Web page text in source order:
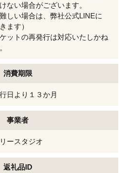
ない場合がございます。
しい場合は、弊社公式LINEに
ます）
ットの再発行は対応いたしかね
消費期限
日より１３か月
事業者
ースタジオ
返礼品ID